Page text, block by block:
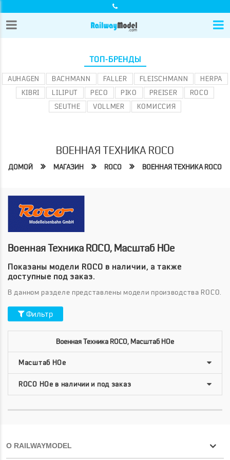
ТОП-БРЕНДЫ
AUHAGEN BACHMANN FALLER FLEISCHMANN
HERPA
KIBRI
LILIPUT PECO PIKO PREISER
ROCO
SEUTHE
VOLLMER КОМИССИЯ
ВОЕННАЯ ТЕХНИКА ROCO
ДОМОЙ МАГАЗИН ROCO ВОЕННАЯ ТЕХНИКА ROCO
Военная Техника ROCO, Масштаб HOe
Показаны модели ROCO в наличии, а также
доступные под заказ.
В данном разделе представлены модели производства ROCO.
Фильтр
Военная Техника ROCO, Масштаб HOe
О RAILWAYMODEL